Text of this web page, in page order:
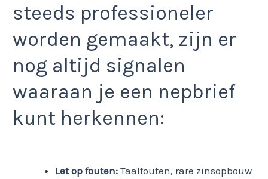
steeds professioneler
worden gemaakt, zijn er
nog altijd signalen
waaraan je een nepbrief
kunt herkennen:
Let op fouten: Taalfouten, rare zinsopbouw